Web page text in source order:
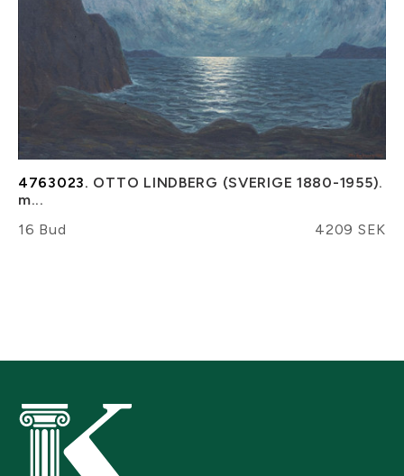
4763023. OTTO LINDBERG (SVERIGE 1880-1955).
m...
16 Bud
4209 SEK